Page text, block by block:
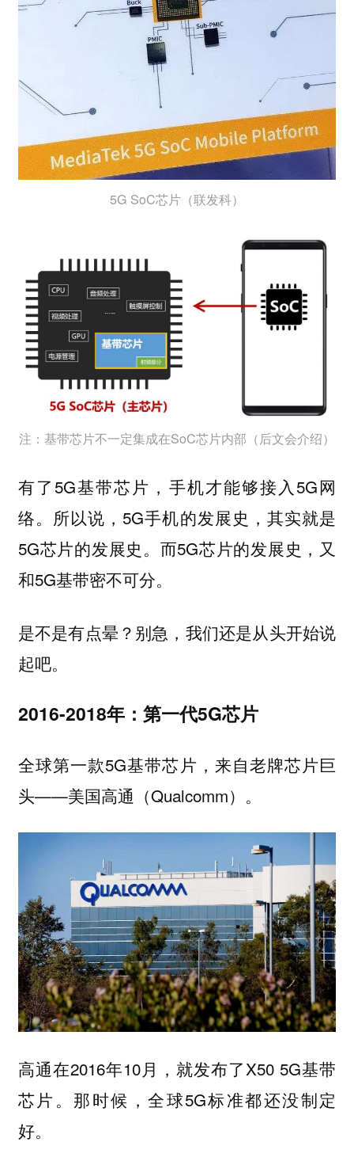
5G SoC芯片（联发科）
注：基带芯片不一定集成在SoC芯片内部（后文会介绍）
有了5G基带芯片，手机才能够接入5G网
络。所以说，5G手机的发展史，其实就是
5G芯片的发展史。而5G芯片的发展史，又
和5G基带密不可分。
是不是有点晕？别急，我们还是从头开始说
起吧。
2016-2018年：第一代5G芯片
全球第一款5G基带芯片，来自老牌芯片巨
头——美国高通（Qualcomm）。
高通在2016年10月，就发布了X50 5G基带
芯片。那时候，全球5G标准都还没制定
好。